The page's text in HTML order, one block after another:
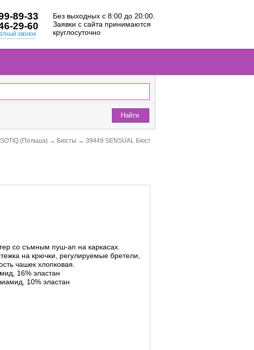
89-33
29-60
звонок
Без выходных с 8:00 до 20:00.
Заявки с сайта принимаются
круглосуточно
Найти
(Польша) → Бюсты → 39449 SENSUAL Бюст
со съмным пуш-ап на каркасах.
на крючки, регулируемые бретели,
чашек хлопковая.
16% эластан
10% эластан